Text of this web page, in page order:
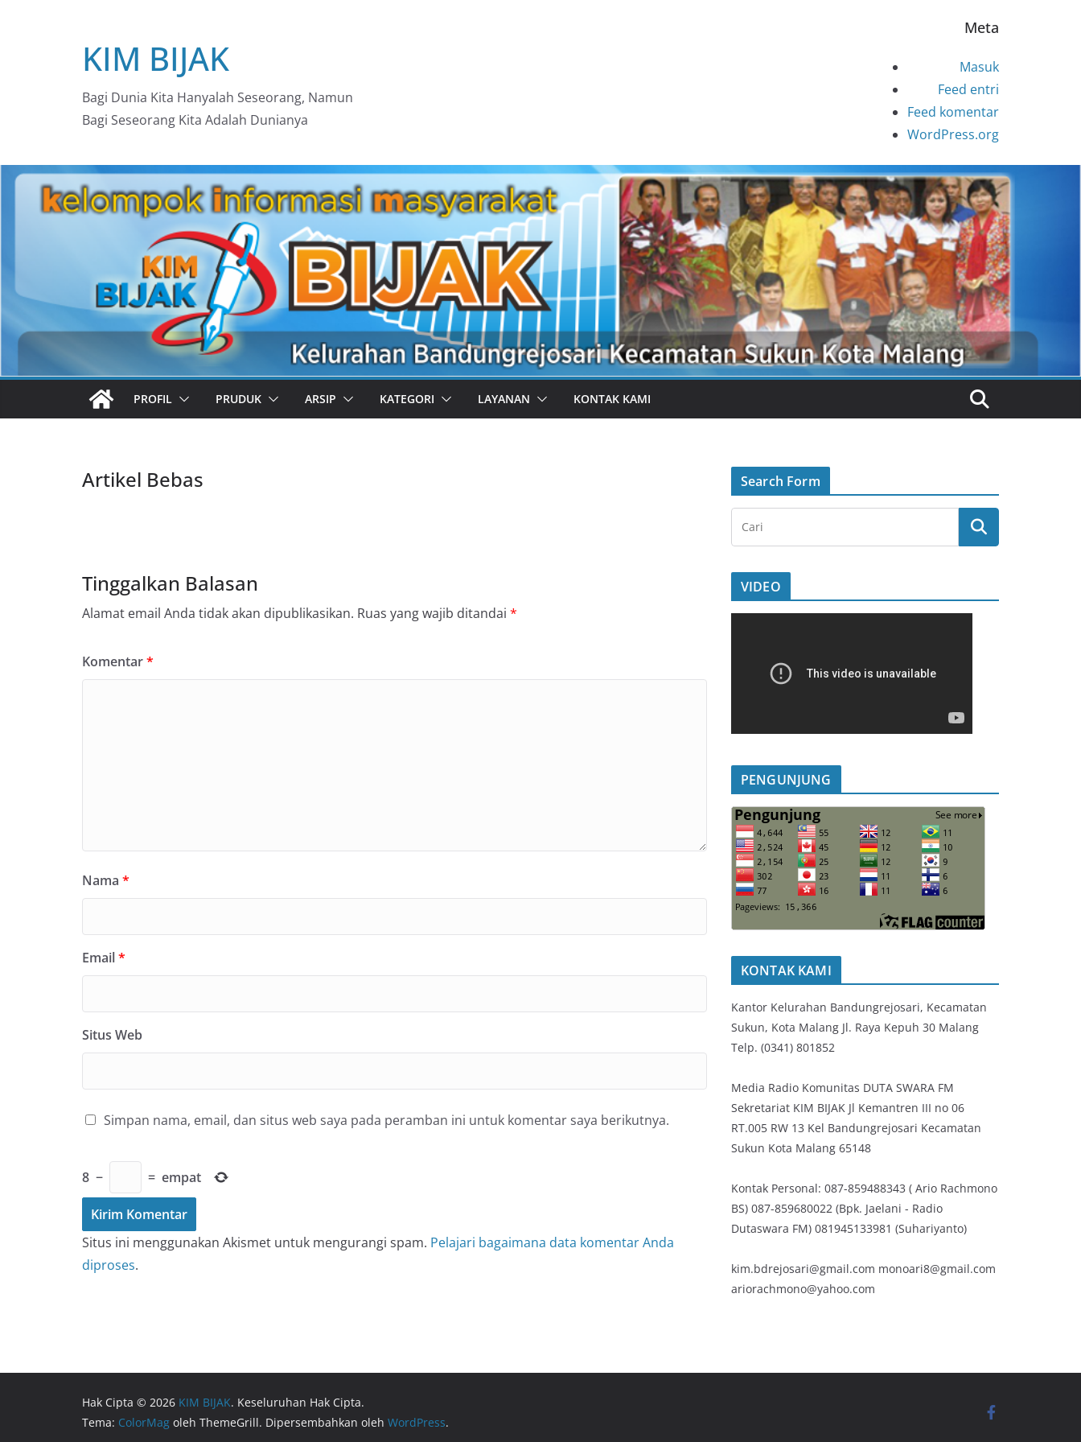
KIM BIJAK
Bagi Dunia Kita Hanyalah Seseorang, Namun
Bagi Seseorang Kita Adalah Dunianya
Meta
Masuk
Feed entri
Feed komentar
WordPress.org
PROFIL PRUDUK ARSIP KATEGORI LAYANAN KONTAK KAMI
Artikel Bebas
Tinggalkan Balasan
Alamat email Anda tidak akan dipublikasikan. Ruas yang wajib ditandai *
Komentar*
Nama *
Email*
Situs Web
Simpan nama, email, dan situs web saya pada peramban ini untuk komentar saya berikutnya.
8 − = empat
Situs ini menggunakan Akismet untuk mengurangi spam. Pelajari bagaimana data komentar Anda
diproses.
Search Form
VIDEO
PENGUNJUNG
KONTAK KAMI
Kantor Kelurahan Bandungrejosari, Kecamatan
Sukun, Kota Malang Jl. Raya Kepuh 30 Malang
Telp. (0341) 801852
Media Radio Komunitas DUTA SWARA FM
Sekretariat KIM BIJAK Jl Kemantren III no 06
RT.005 RW 13 Kel Bandungrejosari Kecamatan
Sukun Kota Malang 65148
Kontak Personal: 087-859488343 ( Ario Rachmono
BS) 087-859680022 (Bpk. Jaelani - Radio
Dutaswara FM) 081945133981 (Suhariyanto)
kim.bdrejosari@gmail.com monoari8@gmail.com
ariorachmono@yahoo.com
Hak Cipta © 2026 KIM BIJAK. Keseluruhan Hak Cipta.
Tema: ColorMag oleh ThemeGrill. Dipersembahkan oleh WordPress.